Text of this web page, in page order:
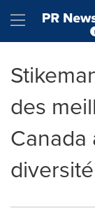
des
diversité